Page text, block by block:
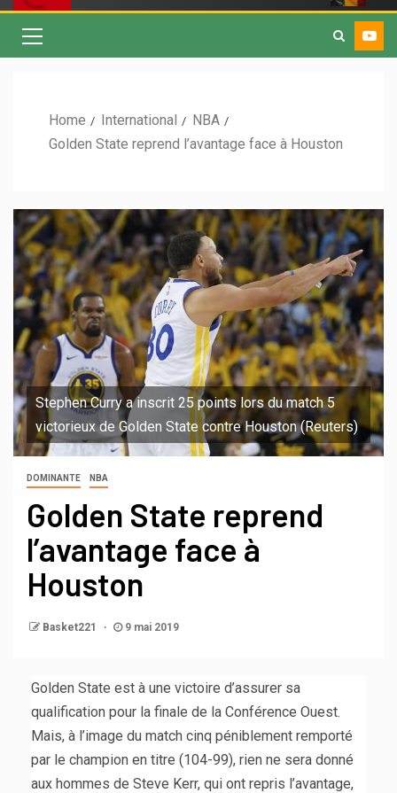
Home International
NBA
Golden State reprend l’avantage face à Houston
Stephen Curry a inscrit 25 points lors du match 5
victorieux de Golden State contre Houston (Reuters)
DOMINANTE NBA
Golden State reprend
l’avantage face à
Houston
Basket221 9 mai 2019
Golden State est à une victoire d’assurer sa
qualification pour la finale de la Conférence Ouest.
Mais, à l’image du match cinq péniblement remporté
par le champion en titre (104-99), rien ne sera donné
aux hommes de Steve Kerr, qui ont repris l’avantage,